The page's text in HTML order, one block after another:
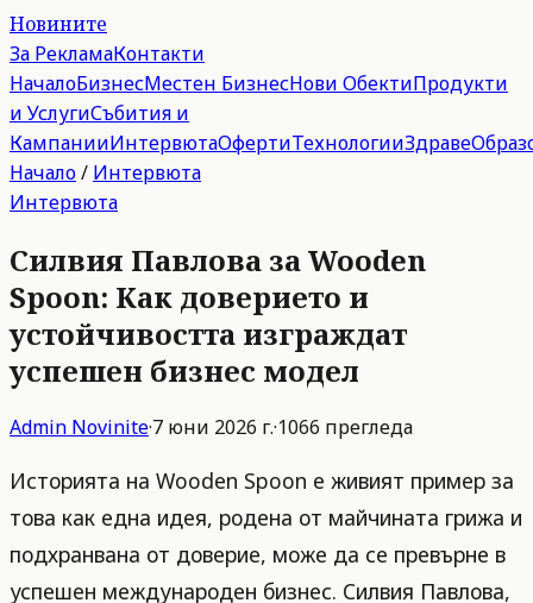
Новините
За РекламаКонтакти
НачалоБизнесМестен БизнесНови ОбектиПродукти
и УслугиСъбития и
КампанииИнтервютаОфертиТехнологииЗдраве
Начало/ Интервюта
Интервюта
Силвия Павлова за Wooden
Spoon: Как доверието и
устойчивостта изграждат
успешен бизнес модел
Admin Novinite·7 юни 2026 г.·1066 прегледа
Историята на Wooden Spoon е живият пример за
това как една идея, родена от майчината грижа и
подхранвана от доверие, може да се превърне в
успешен международен бизнес. Силвия Павлова,